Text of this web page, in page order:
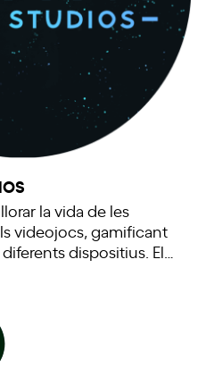
la vida de les
videojocs, gamificant
dispositius. El…